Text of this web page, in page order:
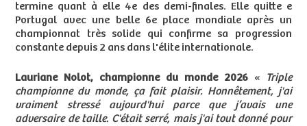
termine quant à elle 4e des demi-finales. Elle quitte e
Portugal avec une belle 6e place mondiale après un
championnat très solide qui confirme sa progression
constante depuis 2 ans dans l'élite internationale.
Lauriane Nolot, championne du monde 2026 «
Triple
championne du monde, ça fait plaisir. Honnêtement, j'ai
vraiment stressé aujourd'hui parce que j’avais une
adversaire de taille. C'était serré, mais j'ai tout donné pour